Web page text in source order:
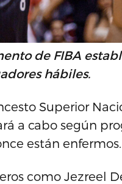
de FIBA
hábiles.
Superior
a cabo según
están enfermos.
como Jezreel